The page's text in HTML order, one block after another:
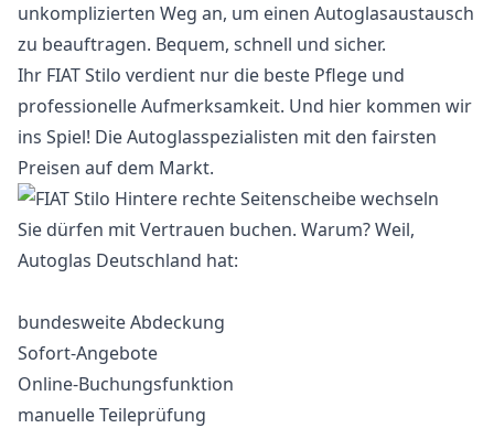
unkomplizierten Weg an, um einen Autoglasaustausch
zu beauftragen. Bequem, schnell und sicher.
Ihr FIAT Stilo verdient nur die beste Pflege und
professionelle Aufmerksamkeit. Und hier kommen wir
ins Spiel! Die Autoglasspezialisten mit den fairsten
Preisen auf dem Markt.
Sie dürfen mit Vertrauen buchen. Warum? Weil,
Autoglas Deutschland hat:
bundesweite Abdeckung
Sofort-Angebote
Online-Buchungsfunktion
manuelle Teileprüfung